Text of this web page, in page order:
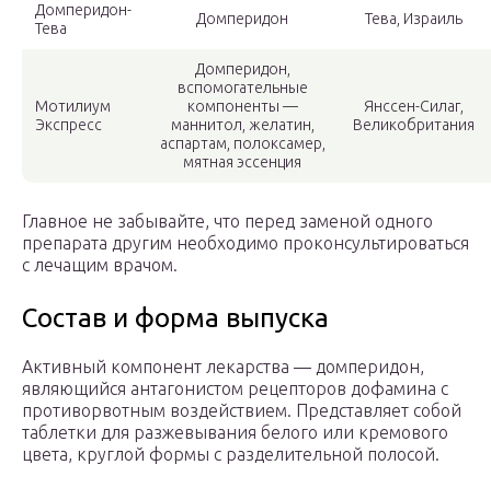
Домперидон-
Тева
Домперидон Тева, Израиль
Мотилиум
Экспресс
Домперидон,
вспомогательные
компоненты —
маннитол, желатин,
аспартам, полоксамер,
мятная эссенция
Янссен-Силаг,
Великобритания
Главное не забывайте, что перед заменой одного
препарата другим необходимо проконсультироваться
с лечащим врачом.
Состав и форма выпуска
Активный компонент лекарства — домперидон,
являющийся антагонистом рецепторов дофамина с
противорвотным воздействием. Представляет собой
таблетки для разжевывания белого или кремового
цвета, круглой формы с разделительной полосой.